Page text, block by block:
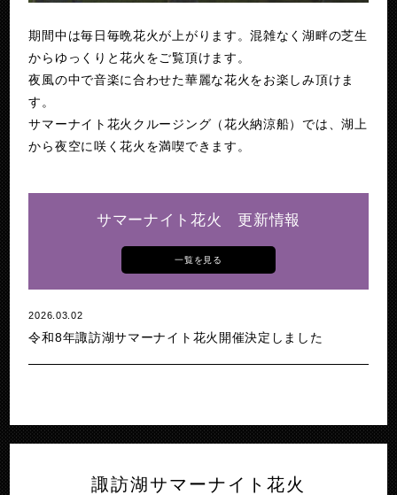
期間中は毎日毎晩花火が上がります。混雑なく湖畔の芝生
からゆっくりと花火をご覧頂けます。
夜風の中で音楽に合わせた華麗な花火をお楽しみ頂けま
す。
サマーナイト花火クルージング（花火納涼船）では、湖上
から夜空に咲く花火を満喫できます。
サマーナイト花火 更新情報
一覧を見る
2026.03.02
令和8年諏訪湖サマーナイト花火開催決定しました
諏訪湖サマーナイト花火